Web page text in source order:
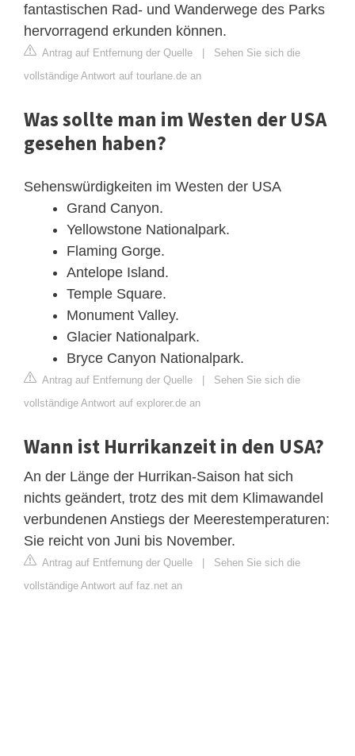
fantastischen Rad- und Wanderwege des Parks
hervorragend erkunden können.
Antrag auf Entfernung der Quelle | Sehen Sie sich die
vollständige Antwort auf tourlane.de an
Was sollte man im Westen der USA
gesehen haben?
Sehenswürdigkeiten im Westen der USA
Grand Canyon.
Yellowstone Nationalpark.
Flaming Gorge.
Antelope Island.
Temple Square.
Monument Valley.
Glacier Nationalpark.
Bryce Canyon Nationalpark.
Antrag auf Entfernung der Quelle | Sehen Sie sich die
vollständige Antwort auf explorer.de an
Wann ist Hurrikanzeit in den USA?
An der Länge der Hurrikan-Saison hat sich
nichts geändert, trotz des mit dem Klimawandel
verbundenen Anstiegs der Meerestemperaturen:
Sie reicht von Juni bis November.
Antrag auf Entfernung der Quelle | Sehen Sie sich die
vollständige Antwort auf faz.net an